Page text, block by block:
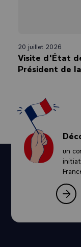
20 juillet 2026
Visite d'État
Président de
un